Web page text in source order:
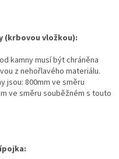
(krbovou vložkou):
kamny musí být chráněna
z nehořlavého materiálu.
jsou: 800mm ve směru
ve směru souběžném s touto